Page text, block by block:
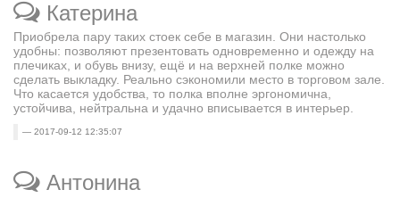
Катерина
Приобрела пару таких стоек себе в магазин. Они настолько
удобны: позволяют презентовать одновременно и одежду на
плечиках, и обувь внизу, ещё и на верхней полке можно
сделать выкладку. Реально сэкономили место в торговом зале.
Что касается удобства, то полка вполне эргономична,
устойчива, нейтральна и удачно вписывается в интерьер.
2017-09-12 12:35:07
Антонина